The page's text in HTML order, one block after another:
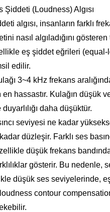
(Loudness) Algısı
algısı, insanların farklı
nasıl algıladığını
eş şiddet eğrileri (equal-
edilir.
3~4 kHz frekans
en hassastır. Kulağın düşük
daha düşüktür.
seviyesi ne kadar
düzleşir. Farklı ses
düşük frekans
gösterir. Bu nedenle,
düşük ses seviyelerinde,
contour